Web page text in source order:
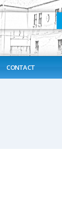
CONTACT